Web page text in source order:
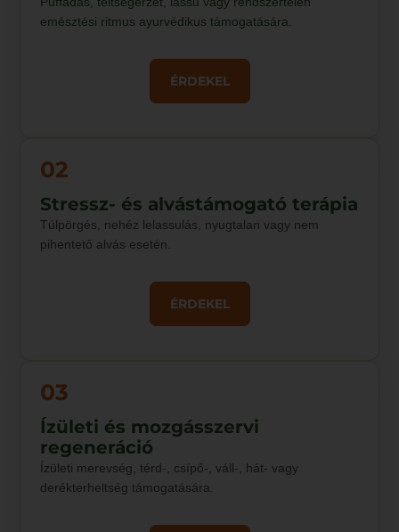
emésztési ritmus ayurvédikus támogatására.
ÉRDEKEL
02
Stressz- és alvástámogató terápia
Túlpörgés, nehéz lelassulás, nyugtalan vagy nem
pihentető alvás esetén.
ÉRDEKEL
03
Ízületi és mozgásszervi
regeneráció
Ízületi merevség, térd-, csípő-, váll-, hát- vagy
derékterheltség támogatására.